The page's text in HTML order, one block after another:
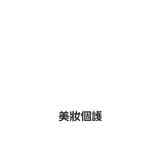
美妝個護